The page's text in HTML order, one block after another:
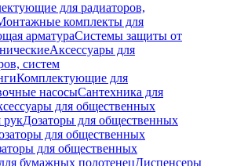
для радиаторов,
комплекты для
арматураСистемы защиты от
Аксессуары для
систем
Комплектующие для
насосыСантехника для
для общественных
рукДозаторы для общественных
для общественных
для общественных
бумажных полотенецДиспенсеры